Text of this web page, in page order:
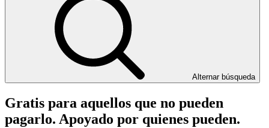
Alternar búsqueda
Gratis para aquellos que no pueden
pagarlo. Apoyado por quienes pueden.